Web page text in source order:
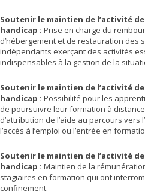
Soutenir le maintien de l’activité
handicap : Prise en charge du
d’hébergement et de restauration des
indépendants exerçant des activités
indispensables à la gestion de la
Soutenir le maintien de l’activité
handicap : Possibilité pour les
de poursuivre leur formation à
d’attribution de l’aide au parcours vers
l’accès à l’emploi ou l’entrée en
Soutenir le maintien de l’activité
handicap : Maintien de la
stagiaires en formation qui ont
confinement.